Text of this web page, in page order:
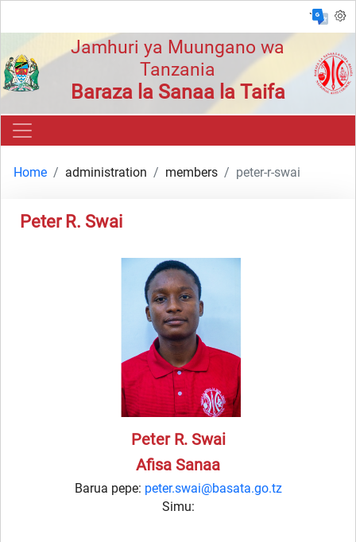
`
Jamhuri ya Muungano wa
Tanzania
Baraza la Sanaa la Taifa
Home administration members peter-r-swai
Peter R. Swai
Peter R. Swai
Afisa Sanaa
Barua pepe: peter.swai@basata.go.tz
Simu: